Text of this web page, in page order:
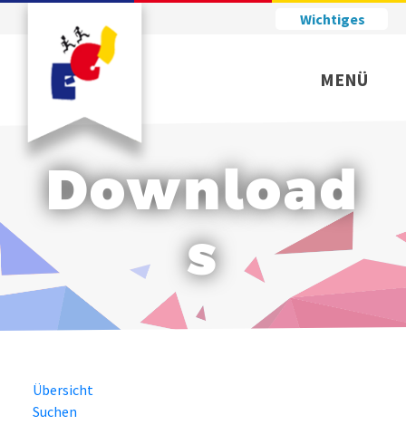
Wichtiges
MENÜ
Download
s
Übersicht
Suchen